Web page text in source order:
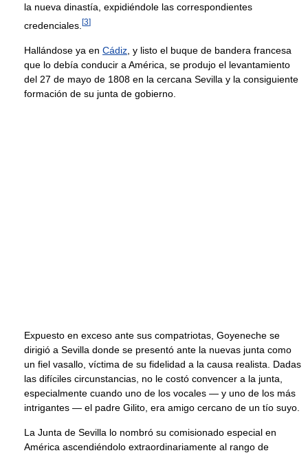
la nueva dinastía, expidiéndole las correspondientes
credenciales. [3]
Hallándose ya en Cádiz , y listo el buque de bandera francesa
que lo debía conducir a América, se produjo el levantamiento
del 27 de mayo de 1808 en la cercana Sevilla y la consiguiente
formación de su junta de gobierno.
Expuesto en exceso ante sus compatriotas, Goyeneche se
dirigió a Sevilla donde se presentó ante la nuevas junta como
un fiel vasallo, víctima de su fidelidad a la causa realista. Dadas
las difíciles circunstancias, no le costó convencer a la junta,
especialmente cuando uno de los vocales — y uno de los más
intrigantes — el padre Gilito, era amigo cercano de un tío suyo.
La Junta de Sevilla lo nombró su comisionado especial en
América ascendiéndolo extraordinariamente al rango de